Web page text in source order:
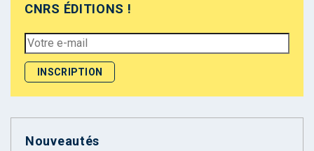
CNRS ÉDITIONS !
Nouveautés